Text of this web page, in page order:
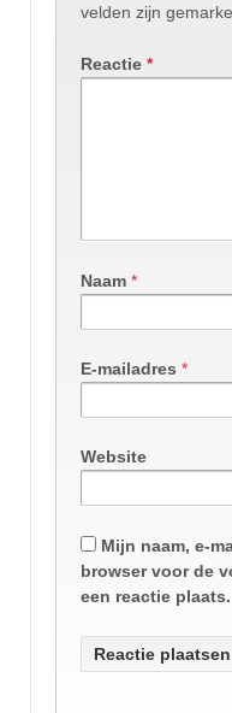
velden zijn
Reactie *
Naam *
E-mailadres *
Website
Mijn naam, e-
browser voor de
een reactie plaats.